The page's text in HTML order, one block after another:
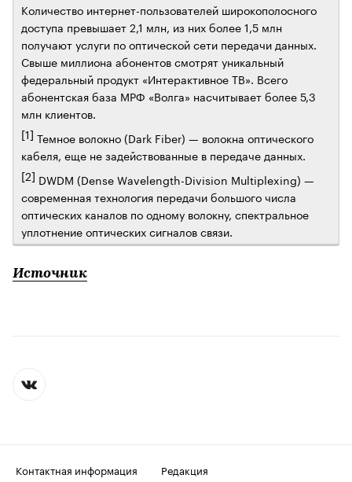
Количество интернет-пользователей широкополосного
доступа превышает 2,1 млн, из них более 1,5 млн
получают услуги по оптической сети передачи данных.
Свыше миллиона абонентов смотрят уникальный
федеральный продукт «Интерактивное ТВ». Всего
абонентская база МРФ «Волга» насчитывает более 5,3
млн клиентов.
[1] Темное волокно (Dark Fiber) — волокна оптического
кабеля, еще не задействованные в передаче данных.
[2] DWDM (Dense Wavelength-Division Multiplexing) —
современная технология передачи большого числа
оптических каналов по одному волокну, спектральное
уплотнение оптических сигналов связи.
Источник
Контактная информация
Редакция